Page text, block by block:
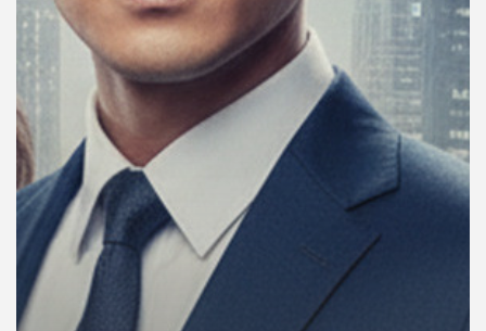
บทความ
ข่าว
และ
กิจกรรม
เกี่ยว
กับ
เรา